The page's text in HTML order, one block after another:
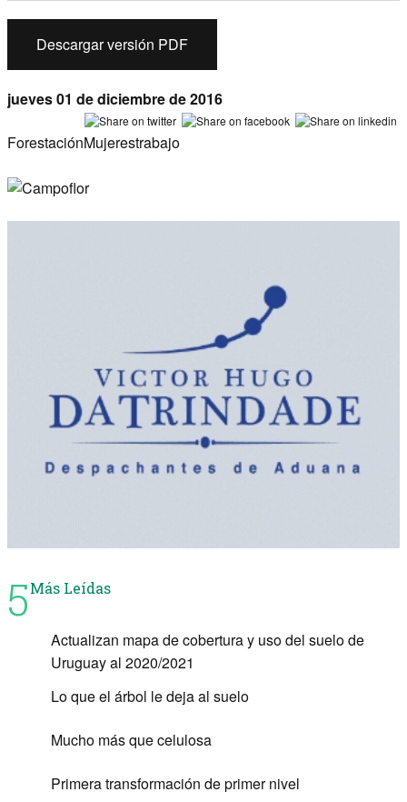
Descargar versión PDF
jueves 01 de diciembre de 2016
ForestaciónMujerestrabajo
5Más Leídas
Actualizan mapa de cobertura y uso del suelo de
Uruguay al 2020/2021
Lo que el árbol le deja al suelo
Mucho más que celulosa
Primera transformación de primer nivel